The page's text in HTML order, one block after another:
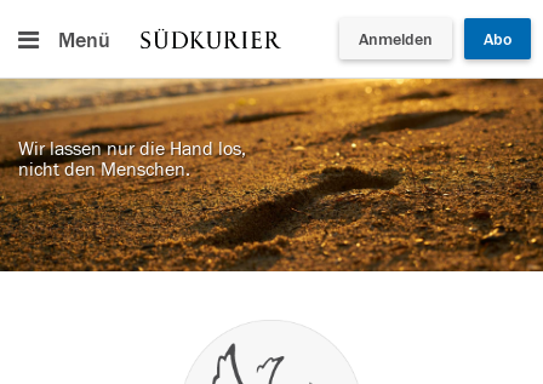
Menü Anmelden Abo
Wir lassen nur die Hand los,
nicht den Menschen.